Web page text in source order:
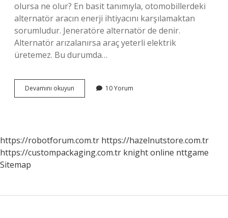
olursa ne olur? En basit tanımıyla, otomobillerdeki
alternatör aracın enerji ihtiyacını karşılamaktan
sorumludur. Jeneratöre alternatör de denir.
Alternatör arızalanırsa araç yeterli elektrik
üretemez. Bu durumda…
Devamını okuyun Alternatör
Bozuk
10 Yorum
https://robotforum.com.tr https://hazelnutstore.com.tr
https://custompackaging.com.tr knight online nttgame
Sitemap